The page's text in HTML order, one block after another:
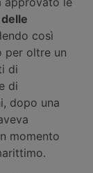
così
per oltre un
di
di
dopo una
momento